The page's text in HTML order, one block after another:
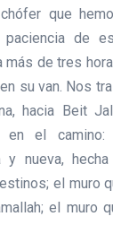
que
de
más de tres
su van. Nos
hacia Beit
en el
y nueva,
el muro
el muro